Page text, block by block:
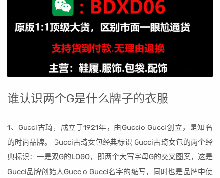
谁认识两个G是什么牌子的衣服
1、Gucci古琦，成立于1921年，由Guccio Gucci创立，是知名
的时尚品牌。 Gucci古琦女包经典标识 Gucci古琦女包的两个经
典标识：一是双G的LOGO，即两个大写字母G的交叉图案，这是
Gucci品牌创始人Guccio Gucci名字的缩写，同时也是品牌中使